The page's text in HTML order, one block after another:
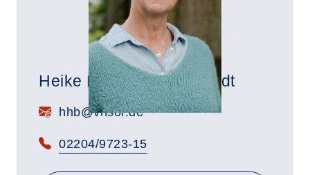
Heike Herrmann-Behrendt
E-Mail:hhb@vhsor.de
Telefon:
02204/9723-15